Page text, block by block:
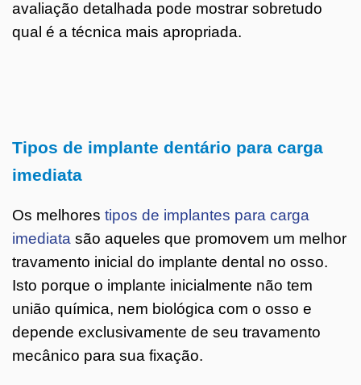
avaliação detalhada pode mostrar sobretudo
qual é a técnica mais apropriada.
Tipos de implante dentário para carga
imediata
Os melhores tipos de implantes para carga
imediata são aqueles que promovem um melhor
travamento inicial do implante dental no osso.
Isto porque o implante inicialmente não tem
união química, nem biológica com o osso e
depende exclusivamente de seu travamento
mecânico para sua fixação.